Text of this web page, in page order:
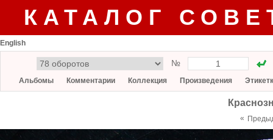
КАТАЛОГ
English
№
Альбомы Комментарии Коллекция Произведения
«